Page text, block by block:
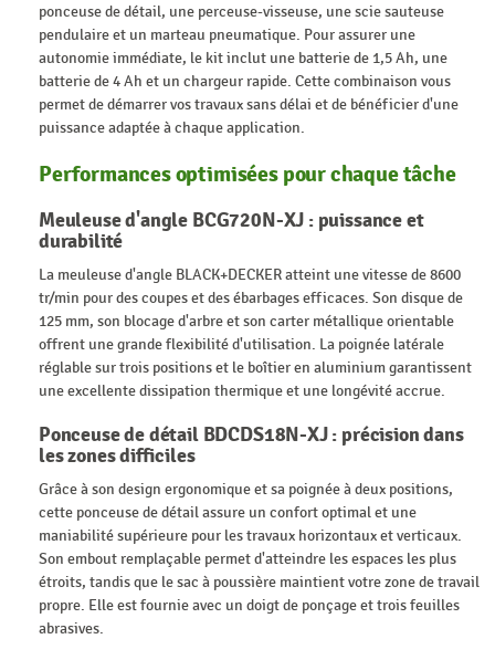
ponceuse de détail, une perceuse-visseuse, une scie sauteuse
pendulaire et un marteau pneumatique. Pour assurer une
autonomie immédiate, le kit inclut une batterie de 1,5 Ah, une
batterie de 4 Ah et un chargeur rapide. Cette combinaison vous
permet de démarrer vos travaux sans délai et de bénéficier d'une
puissance adaptée à chaque application.
Performances optimisées pour chaque tâche
Meuleuse d'angle BCG720N-XJ : puissance et
durabilité
La meuleuse d'angle BLACK+DECKER atteint une vitesse de 8600
tr/min pour des coupes et des ébarbages efficaces. Son disque de
125 mm, son blocage d'arbre et son carter métallique orientable
offrent une grande flexibilité d'utilisation. La poignée latérale
réglable sur trois positions et le boîtier en aluminium garantissent
une excellente dissipation thermique et une longévité accrue.
Ponceuse de détail BDCDS18N-XJ : précision dans
les zones difficiles
Grâce à son design ergonomique et sa poignée à deux positions,
cette ponceuse de détail assure un confort optimal et une
maniabilité supérieure pour les travaux horizontaux et verticaux.
Son embout remplaçable permet d'atteindre les espaces les plus
étroits, tandis que le sac à poussière maintient votre zone de travail
propre. Elle est fournie avec un doigt de ponçage et trois feuilles
abrasives.